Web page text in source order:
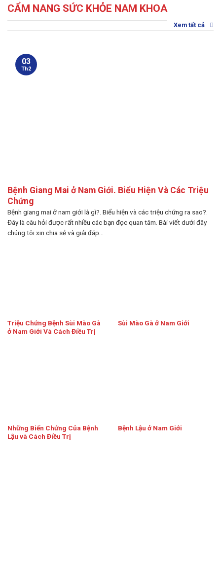
CẨM NANG SỨC KHỎE NAM KHOA
Xem tất cả
Bệnh Giang Mai ở Nam Giới. Biểu Hiện Và Các Triệu
Chứng
Bệnh giang mai ở nam giới là gì?. Biểu hiện và các triệu chứng ra sao?.
Đây là câu hỏi được rất nhiều các bạn đọc quan tâm. Bài viết dưới đây
chúng tôi xin chia sẻ và giải đáp...
03
Th2
Triệu Chứng Bệnh Sùi Mào Gà
ở Nam Giới Và Cách Điều Trị
Sùi Mào Gà ở Nam Giới
Những Biến Chứng Của Bệnh
Lậu và Cách Điều Trị
Bệnh Lậu ở Nam Giới